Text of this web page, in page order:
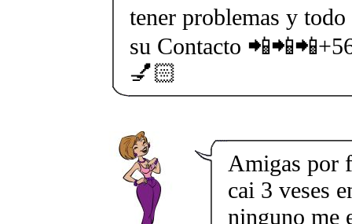
tener problemas y todo
su Contacto
💅🏻
Amigas por
cai 3 veses
ninguno me